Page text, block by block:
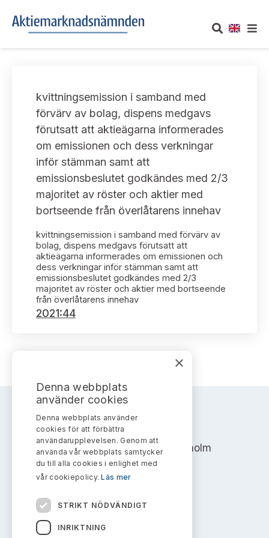
Om oss
Vårt uppdrag
Informationsgivning
Arbetssätt och jävsfrågor
Arbetsordning
Ledamöter
Huvudmän
UTTALANDEN
Om nämndens uttalanden
Framställningar och konsultation
Uttalanden sorterade efter publiceringsdatum
Uttalanden sorterade ämnesvis
Sök uttalanden
Avgifter
TAKEOVER-REGLER
Takeover-regler för reglerade marknader och vissa
handelsplattformar
AKTUELLT
Nyheter och pressmeddelanden
Prenumerera
Bildarkiv
KONTAKT
Kontakt angående ansökningar och uttalanden
Kontakt administrativa ärenden
kvittningsemission i samband med
förvärv av bolag, dispens medgavs
förutsatt att aktieägarna informerades
om emissionen och dess verkningar
inför stämman samt att
emissionsbeslutet godkändes med 2/3
majoritet av röster och aktier med
bortseende från överlåtarens innehav
kvittningsemission i samband med förvärv av
bolag, dispens medgavs förutsatt att
aktieägarna informerades om emissionen och
dess verkningar inför stämman samt att
emissionsbeslutet godkändes med 2/3
majoritet av röster och aktier med bortseende
från överlåtarens innehav
2021:44
AKTIEMARKNADSNÄMNDEN
Address: Box 7354, 103 90 Stockholm
info@aktiemarknadsnamnden.se
Om innehållet
×
Denna webbplats
använder cookies
Denna webbplats använder
cookies för att förbättra
användarupplevelsen. Genom att
använda vår webbplats samtycker
du till alla cookies i enlighet med
vår cookiepolicy.Läs mer
STRIKT NÖDVÄNDIGT
INRIKTNING